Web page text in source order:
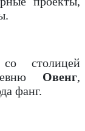
столицей
Овенг,
фанг.